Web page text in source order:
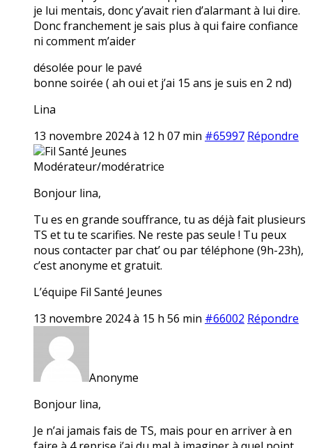
je lui mentais, donc y’avait rien d’alarmant à lui dire.
Donc franchement je sais plus à qui faire confiance
ni comment m’aider
désolée pour le pavé
bonne soirée ( ah oui et j’ai 15 ans je suis en 2 nd)
Lina
13 novembre 2024 à 12 h 07 min #65997 Répondre
Fil Santé Jeunes
Modérateur/modératrice
Bonjour lina,
Tu es en grande souffrance, tu as déjà fait plusieurs
TS et tu te scarifies. Ne reste pas seule ! Tu peux
nous contacter par chat’ ou par téléphone (9h-23h),
c’est anonyme et gratuit.
L’équipe Fil Santé Jeunes
13 novembre 2024 à 15 h 56 min #66002 Répondre
Anonyme
Bonjour lina,
Je n’ai jamais fais de TS, mais pour en arriver à en